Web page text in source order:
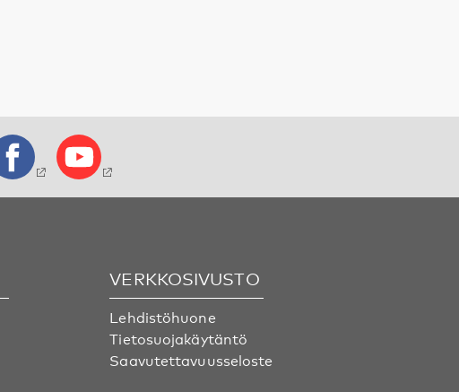
VERKKOSIVUSTO
Lehdistöhuone
Tietosuojakäytäntö
Saavutettavuusseloste